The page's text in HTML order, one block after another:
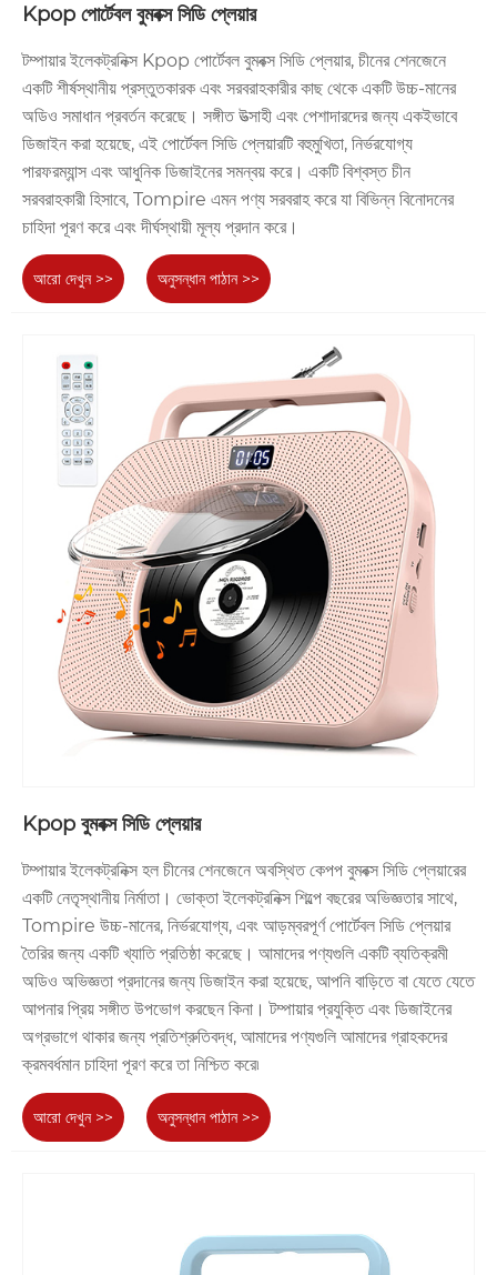
Kpop পোর্টেবল বুমবক্স সিডি প্লেয়ার
টম্পায়ার ইলেকট্রনিক্স Kpop পোর্টেবল বুমবক্স সিডি প্লেয়ার, চীনের শেনজেনে
একটি শীর্ষস্থানীয় প্রস্তুতকারক এবং সরবরাহকারীর কাছ থেকে একটি উচ্চ-মানের
অডিও সমাধান প্রবর্তন করেছে। সঙ্গীত উত্সাহী এবং পেশাদারদের জন্য একইভাবে
ডিজাইন করা হয়েছে, এই পোর্টেবল সিডি প্লেয়ারটি বহুমুখিতা, নির্ভরযোগ্য
পারফরম্যান্স এবং আধুনিক ডিজাইনের সমন্বয় করে। একটি বিশ্বস্ত চীন
সরবরাহকারী হিসাবে, Tompire এমন পণ্য সরবরাহ করে যা বিভিন্ন বিনোদনের
চাহিদা পূরণ করে এবং দীর্ঘস্থায়ী মূল্য প্রদান করে।
আরো দেখুন >> অনুসন্ধান পাঠান >>
Kpop বুমবক্স সিডি প্লেয়ার
টম্পায়ার ইলেকট্রনিক্স হল চীনের শেনজেনে অবস্থিত কেপপ বুমবক্স সিডি প্লেয়ারের
একটি নেতৃস্থানীয় নির্মাতা। ভোক্তা ইলেকট্রনিক্স শিল্পে বছরের অভিজ্ঞতার সাথে,
Tompire উচ্চ-মানের, নির্ভরযোগ্য, এবং আড়ম্বরপূর্ণ পোর্টেবল সিডি প্লেয়ার
তৈরির জন্য একটি খ্যাতি প্রতিষ্ঠা করেছে। আমাদের পণ্যগুলি একটি ব্যতিক্রমী
অডিও অভিজ্ঞতা প্রদানের জন্য ডিজাইন করা হয়েছে, আপনি বাড়িতে বা যেতে যেতে
আপনার প্রিয় সঙ্গীত উপভোগ করছেন কিনা। টম্পায়ার প্রযুক্তি এবং ডিজাইনের
অগ্রভাগে থাকার জন্য প্রতিশ্রুতিবদ্ধ, আমাদের পণ্যগুলি আমাদের গ্রাহকদের
ক্রমবর্ধমান চাহিদা পূরণ করে তা নিশ্চিত করে৷
আরো দেখুন >> অনুসন্ধান পাঠান >>